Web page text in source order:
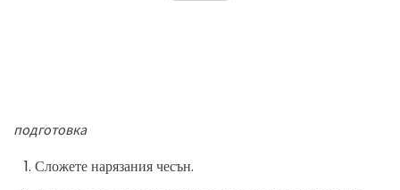
подготовка
Сложете нарязания чесън.